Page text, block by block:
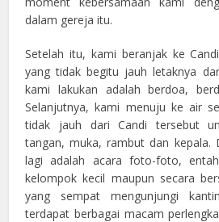
dalam gereja itu.
Setelah itu, kami beranjak ke
yang tidak begitu jauh letaknya
kami lakukan adalah berdoa,
Selanjutnya, kami menuju ke air
tidak jauh dari Candi tersebut
tangan, muka, rambut dan kepala.
lagi adalah acara foto-foto,
kelompok kecil maupun secara
yang sempat mengunjungi
terdapat berbagai macam